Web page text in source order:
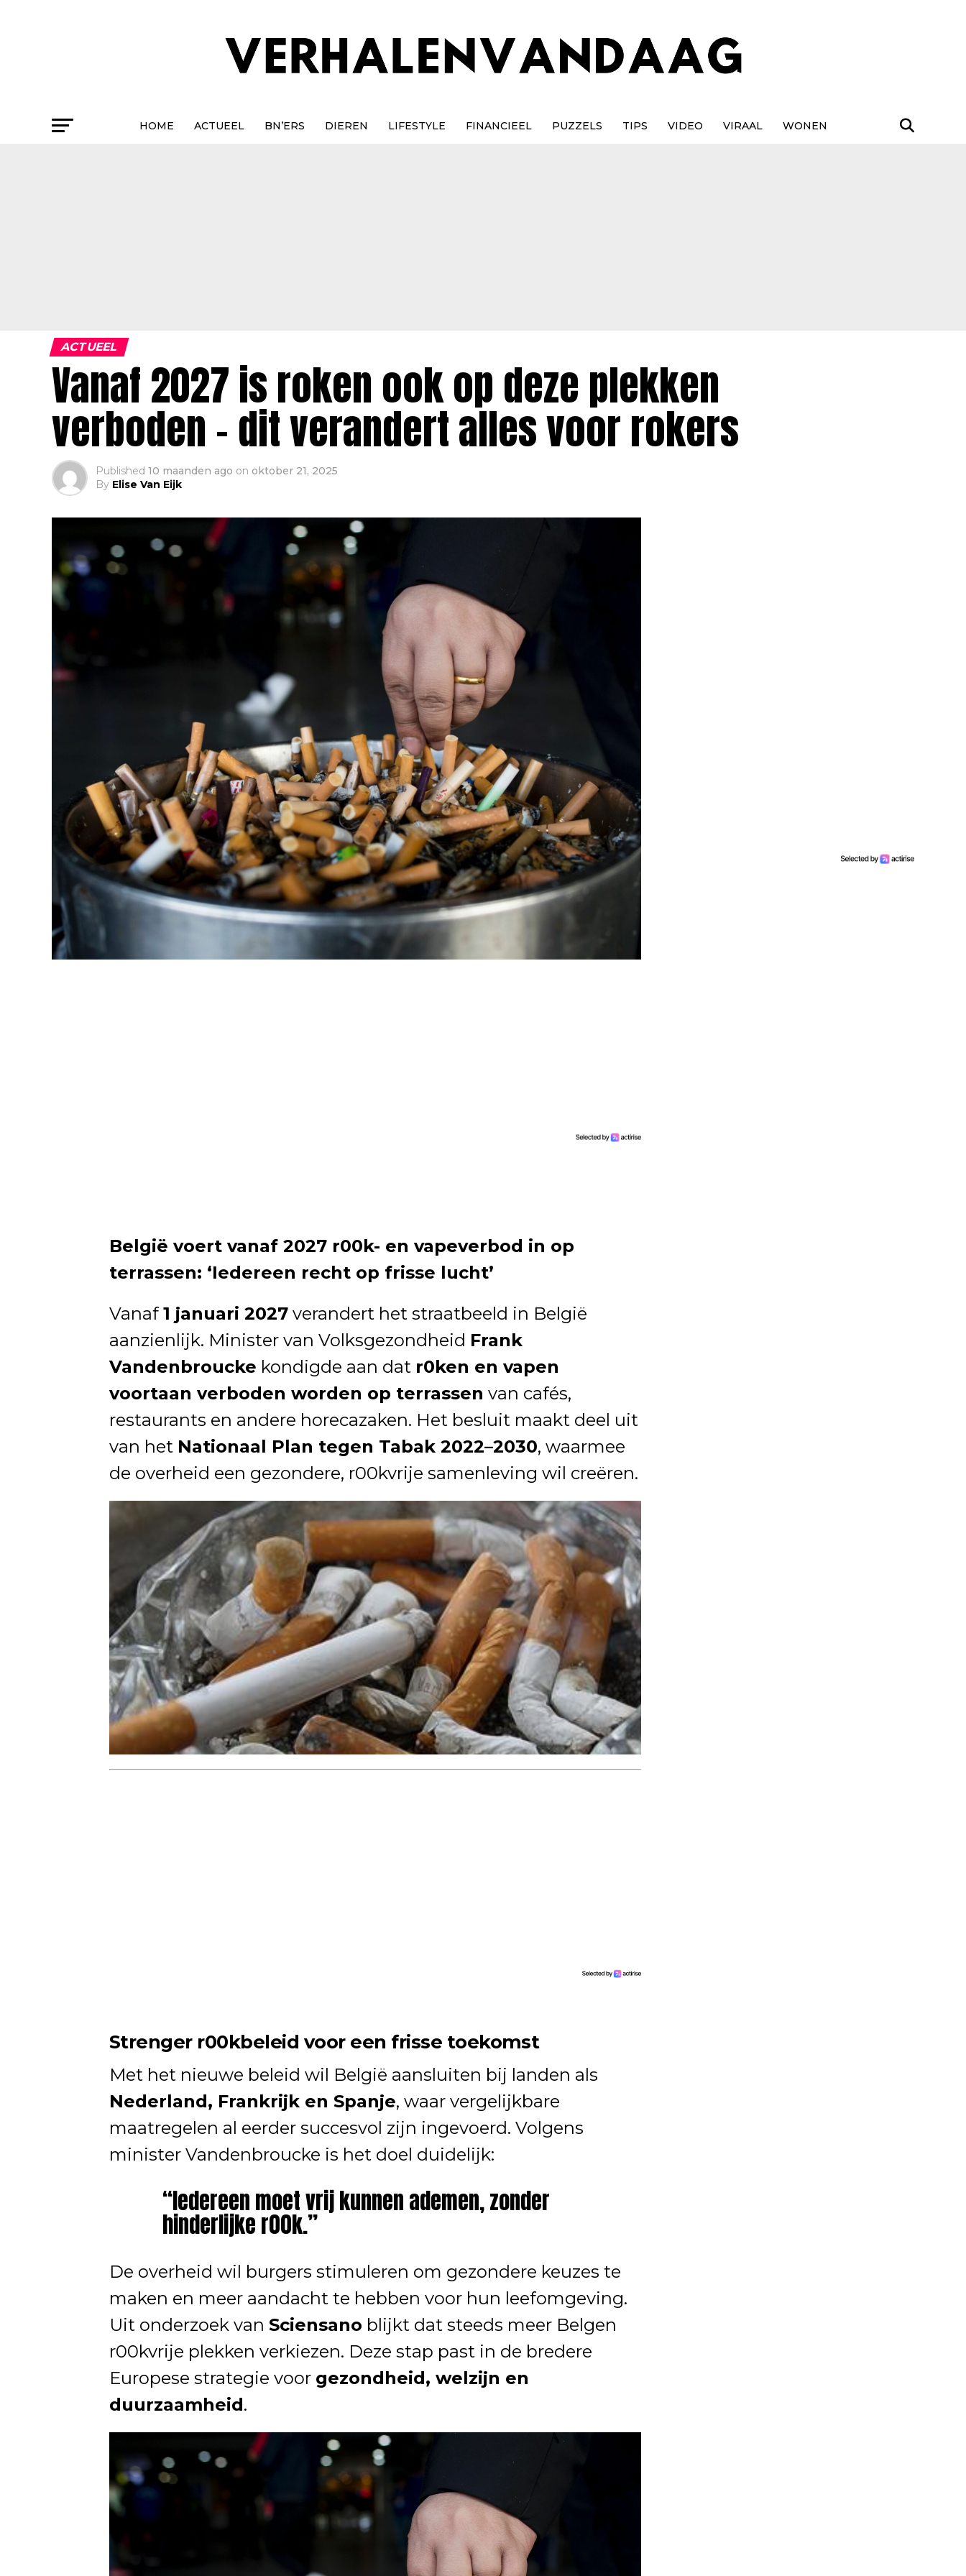
HOME ACTUEEL BN’ERS DIEREN LIFESTYLE FINANCIEEL PUZZELS TIPS VIDEO VIRAAL WONEN
ACTUEEL
Vanaf 2027 is roken ook op deze plekken
verboden – dit verandert alles voor rokers
Published 10 maanden ago on oktober 21, 2025
By Elise Van Eijk
België voert vanaf 2027 r00k- en vapeverbod in op
terrassen: ‘Iedereen recht op frisse lucht’
Vanaf1 januari 2027 verandert het straatbeeld in België
aanzienlijk. Minister van Volksgezondheid Frank
Vandenbroucke kondigde aan dat r0ken en vapen
voortaan verboden worden op terrassen van cafés,
restaurants en andere horecazaken. Het besluit maakt deel uit
van het Nationaal Plan tegen Tabak 2022–2030, waarmee
de overheid een gezondere, r00kvrije samenleving wil creëren.
Strenger r00kbeleid voor een frisse toekomst
Met het nieuwe beleid wil België aansluiten bij landen als
Nederland, Frankrijk en Spanje, waar vergelijkbare
maatregelen al eerder succesvol zijn ingevoerd. Volgens
minister Vandenbroucke is het doel duidelijk:
“Iedereen moet vrij kunnen ademen, zonder
hinderlijke r00k.”
De overheid wil burgers stimuleren om gezondere keuzes te
maken en meer aandacht te hebben voor hun leefomgeving.
Uit onderzoek van Sciensano blijkt dat steeds meer Belgen
r00kvrije plekken verkiezen. Deze stap past in de bredere
Europese strategie voor gezondheid, welzijn en
duurzaamheid.